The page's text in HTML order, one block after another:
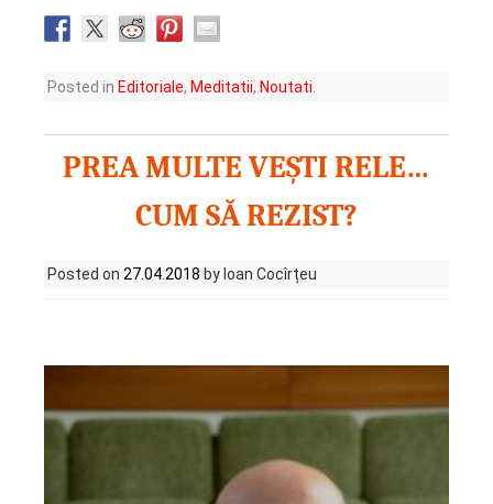
Posted in Editoriale, Meditatii, Noutati.
PREA MULTE VEȘTI RELE…
CUM SĂ REZIST?
Posted on 27.04.2018 by Ioan Cocîrțeu